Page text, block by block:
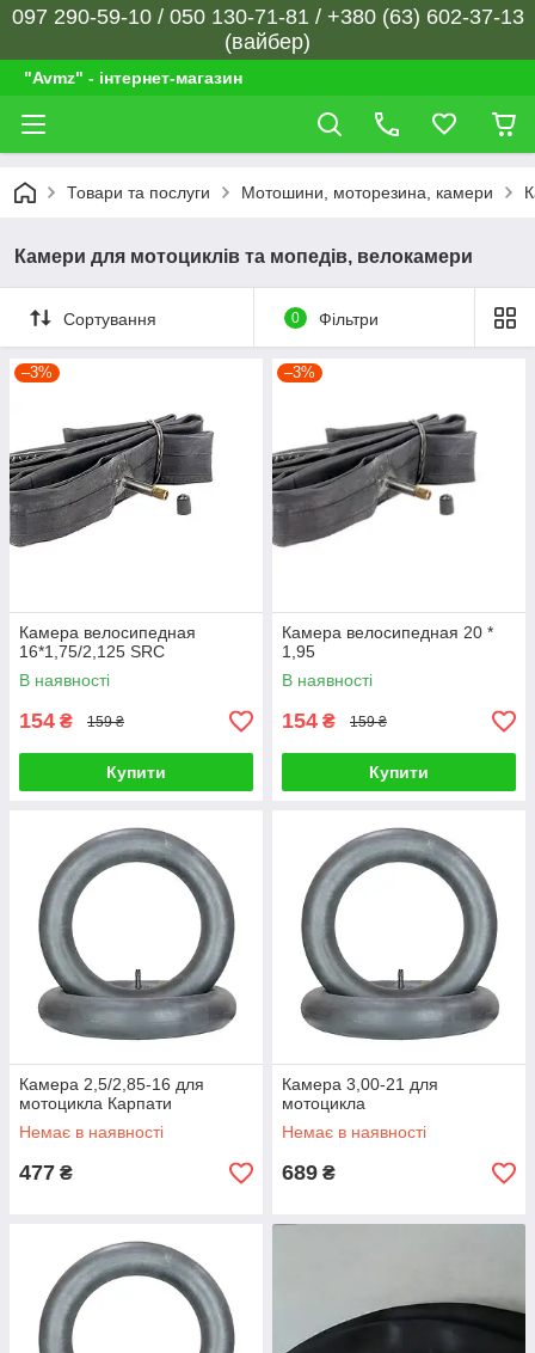
097 290-59-10 / 050 130-71-81 / +380 (63) 602-37-13
(вайбер)
"Avmz" - інтернет-магазин
Товари та послуги Мотошини, моторезина, камери
Камери для мотоциклів та мопедів, велокамери
Сортування 0 Фільтри
–3%
Камера велосипедная
16*1,75/2,125 SRC
В наявності
154 ₴ 159 ₴
Купити
–3%
Камера велосипедная 20 *
1,95
В наявності
154 ₴ 159 ₴
Купити
Камера 2,5/2,85-16 для
мотоцикла Карпати
Немає в наявності
477 ₴
Камера 3,00-21 для
мотоцикла
Немає в наявності
689 ₴